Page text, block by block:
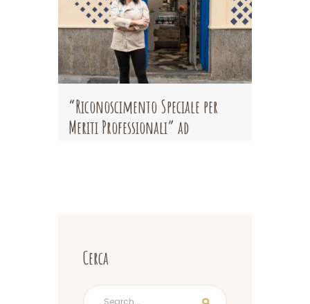
“Riconoscimento Speciale per
Meriti Professionali” ad
Cerca